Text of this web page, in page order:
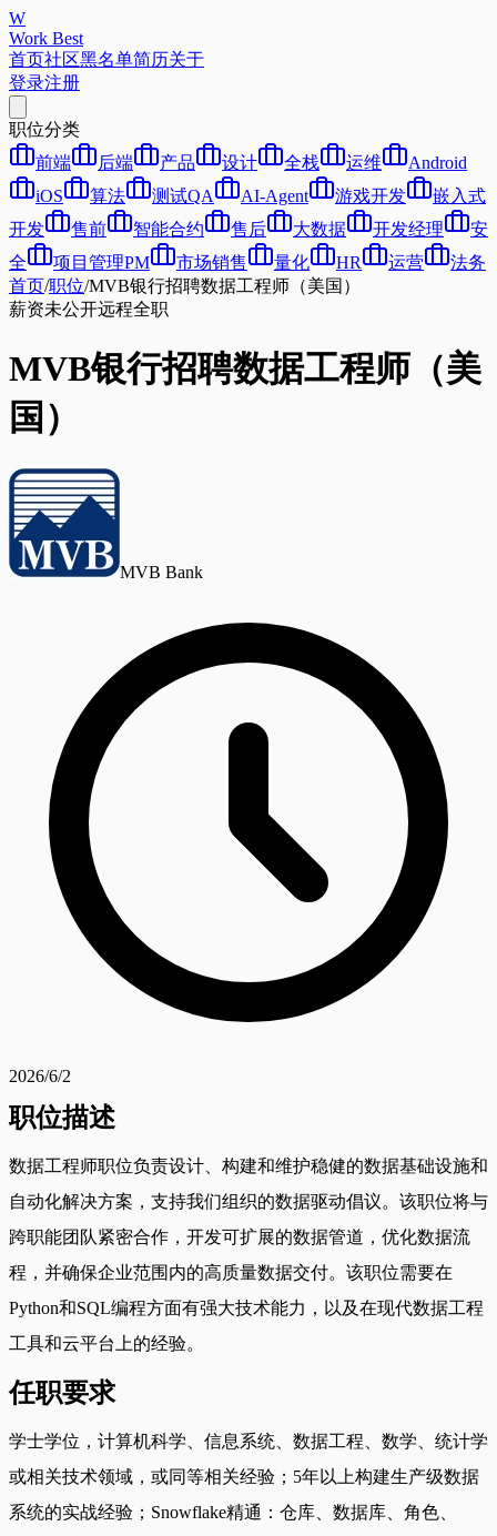
W
Work Best
首页社区黑名单简历关于
登录注册
职位分类
前端
后端 产品 设计 全栈 运维
Android
iOS
算法 测试QA AI-Agent 游戏开发
嵌入式
开发
售前 智能合约 售后 大数据 开发经理
安
全
项目管理PM 市场销售 量化 HR 运营
法务
首页/职位/MVB银行招聘数据工程师（美国）
薪资未公开远程全职
MVB银行招聘数据工程师（美
国）
MVB Bank
2026/6/2
职位描述
数据工程师职位负责设计、构建和维护稳健的数据基础设施和
自动化解决方案，支持我们组织的数据驱动倡议。该职位将与
跨职能团队紧密合作，开发可扩展的数据管道，优化数据流
程，并确保企业范围内的高质量数据交付。该职位需要在
Python和SQL编程方面有强大技术能力，以及在现代数据工程
工具和云平台上的经验。
任职要求
学士学位，计算机科学、信息系统、数据工程、数学、统计学
或相关技术领域，或同等相关经验；5年以上构建生产级数据
系统的实战经验；Snowflake精通：仓库、数据库、角色、